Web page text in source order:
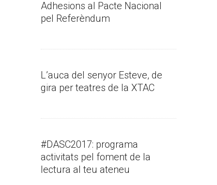
Adhesions al Pacte Nacional
pel Referèndum
L’auca del senyor Esteve, de
gira per teatres de la XTAC
#DASC2017: programa
activitats pel foment de la
lectura al teu ateneu